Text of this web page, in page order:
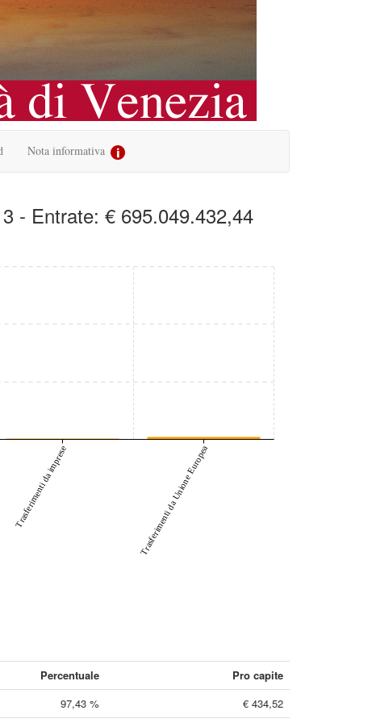
Nota informativa
- Entrate: € 695.049.432,44
Trasferimenti da imprese Trasferimenti da Unione Europea
Percentuale
Pro capite
97,43 % € 434,52